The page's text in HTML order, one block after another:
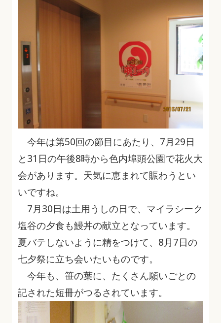
今年は第50回の節目にあたり、7月29日
と31日の午後8時から色内埠頭公園で花火大
会があります。天気に恵まれて賑わうとい
いですね。
7月30日は土用うしの日で、マイラシーク
塩谷の夕食も鰻丼の献立となっています。
夏バテしないように精をつけて、8月7日の
七夕祭に立ち会いたいものです。
今年も、笹の葉に、たくさん願いごとの
記された短冊がつるされています。